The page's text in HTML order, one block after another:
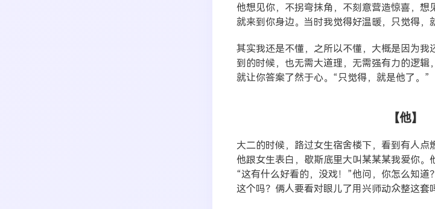
他想见你，不拐弯抹角，不刻意营造惊喜，想
就来到你身边。当时我觉得好温暖，只觉得，
其实我还是不懂，之所以不懂，大概是因为我
到的时候，也无需大道理，无需强有力的逻辑
就让你答案了然于心。“只觉得，就是他了。”
【他】
大二的时候，路过女生宿舍楼下，看到有人点
他跟女生表白，歇斯底里大叫某某某我爱你。
“这有什么好看的，没戏！”他问，你怎么知道
这个吗？俩人要看对眼儿了用兴师动众整这套